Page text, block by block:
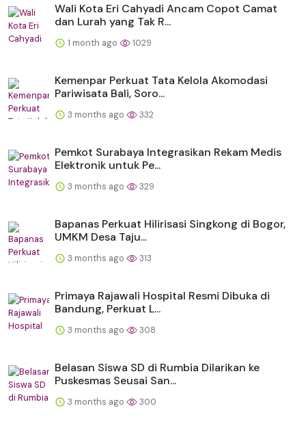
Wali Kota Eri Cahyadi Ancam Copot Camat
dan Lurah yang Tak R...
1 month ago 1029
Kemenpar Perkuat Tata Kelola Akomodasi
Pariwisata Bali, Soro...
3 months ago 332
Pemkot Surabaya Integrasikan Rekam Medis
Elektronik untuk Pe...
3 months ago 329
Bapanas Perkuat Hilirisasi Singkong di Bogor,
UMKM Desa Taju...
3 months ago 313
Primaya Rajawali Hospital Resmi Dibuka di
Bandung, Perkuat L...
3 months ago 308
Belasan Siswa SD di Rumbia Dilarikan ke
Puskesmas Seusai San...
3 months ago 300